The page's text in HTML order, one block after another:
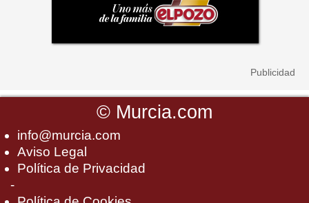
© Murcia.com
info@murcia.com
Aviso Legal
Política de Privacidad
-